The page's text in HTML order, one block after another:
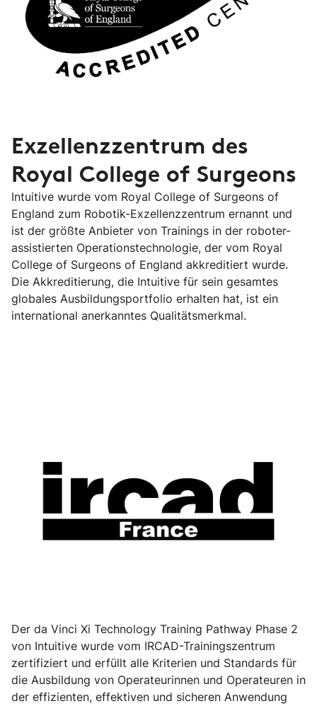
Exzellenzzentrum des
Royal College of Surgeons
Intuitive wurde vom Royal College of Surgeons of
England zum Robotik-Exzellenzzentrum ernannt und
ist der größte Anbieter von Trainings in der roboter-
assistierten Operationstechnologie, der vom Royal
College of Surgeons of England akkreditiert wurde.
Die Akkreditierung, die Intuitive für sein gesamtes
globales Ausbildungsportfolio erhalten hat, ist ein
international anerkanntes Qualitätsmerkmal.
Der da Vinci Xi Technology Training Pathway Phase 2
von Intuitive wurde vom IRCAD-Trainingszentrum
zertifiziert und erfüllt alle Kriterien und Standards für
die Ausbildung von Operateurinnen und Operateuren in
der effizienten, effektiven und sicheren Anwendung